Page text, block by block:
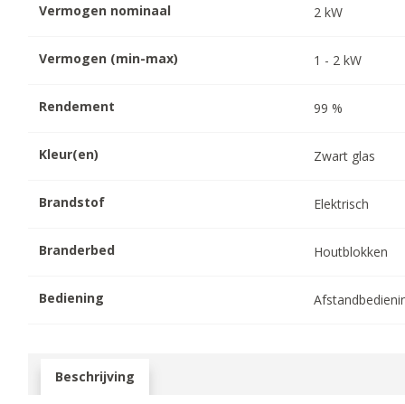
Vermogen nominaal 2 kW
Vermogen (min-max) 1 - 2 kW
Rendement 99 %
Kleur(en) Zwart glas
Brandstof Elektrisch
Branderbed Houtblokken
Bediening
Beschrijving